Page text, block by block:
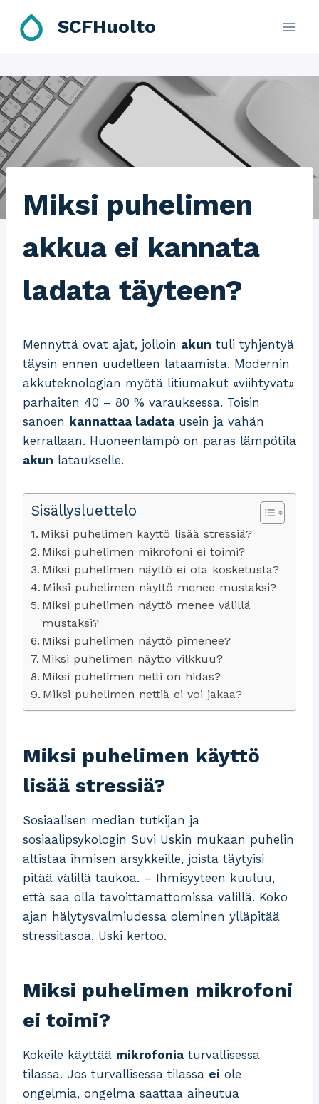
SCFHuolto
Miksi puhelimen
akkua ei kannata
ladata täyteen?
Mennyttä ovat ajat, jolloin akun tuli tyhjentyä
täysin ennen uudelleen lataamista. Modernin
akkuteknologian myötä litiumakut «viihtyvät»
parhaiten 40 – 80 % varauksessa. Toisin
sanoen kannattaa ladata usein ja vähän
kerrallaan. Huoneenlämpö on paras lämpötila
akun lataukselle.
Sisällysluettelo
Miksi puhelimen käyttö lisää stressiä?
Miksi puhelimen mikrofoni ei toimi?
Miksi puhelimen näyttö ei ota kosketusta?
Miksi puhelimen näyttö menee mustaksi?
Miksi puhelimen näyttö menee välillä
mustaksi?
Miksi puhelimen näyttö pimenee?
Miksi puhelimen näyttö vilkkuu?
Miksi puhelimen netti on hidas?
Miksi puhelimen nettiä ei voi jakaa?
Miksi puhelimen käyttö
lisää stressiä?
Sosiaalisen median tutkijan ja
sosiaalipsykologin Suvi Uskin mukaan puhelin
altistaa ihmisen ärsykkeille, joista täytyisi
pitää välillä taukoa. – Ihmisyyteen kuuluu,
että saa olla tavoittamattomissa välillä. Koko
ajan hälytysvalmiudessa oleminen ylläpitää
stressitasoa, Uski kertoo.
Miksi puhelimen mikrofoni
ei toimi?
Kokeile käyttää mikrofonia turvallisessa
tilassa. Jos turvallisessa tilassa ei ole
ongelmia, ongelma saattaa aiheutua